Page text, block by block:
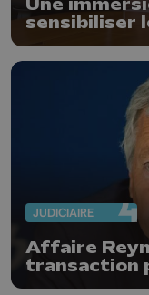
Une
sensibiliser
JUDICIAIRE
Affaire
transaction
un dossier